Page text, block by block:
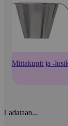
Mittakupit ja -
Ladataan...